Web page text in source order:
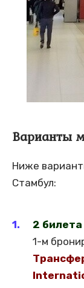
Варианты
Ниже
Стамбул:
2
1-м